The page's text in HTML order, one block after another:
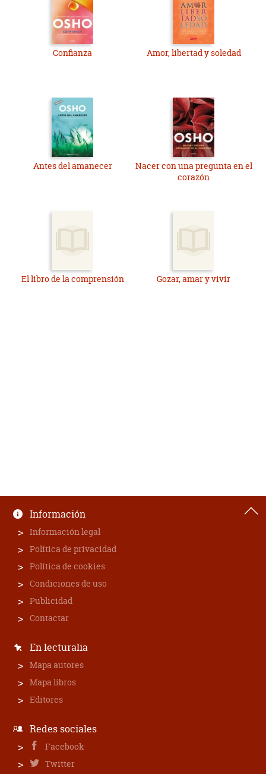
Confianza Amor, libertad y soledad
Antes del amanecer
Nacer con una pregunta en el
corazón
El libro de la comprensión Gozar, amar y vivir
Información
Información legal
Política de privacidad
Política de cookies
Condiciones de uso
Publicidad
Contactar
En lecturalia
Mapa autores
Mapa libros
Editores
Redes sociales
Facebook
Twitter